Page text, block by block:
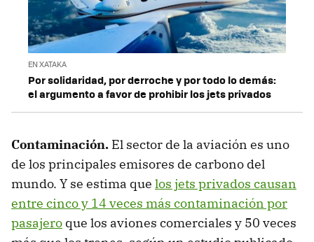
EN XATAKA
Por solidaridad, por derroche y por todo lo demás:
el argumento a favor de prohibir los jets privados
Contaminación. El sector de la aviación es uno
de los principales emisores de carbono del
mundo. Y se estima que los jets privados causan
entre cinco y 14 veces más contaminación por
pasajero que los aviones comerciales y 50 veces